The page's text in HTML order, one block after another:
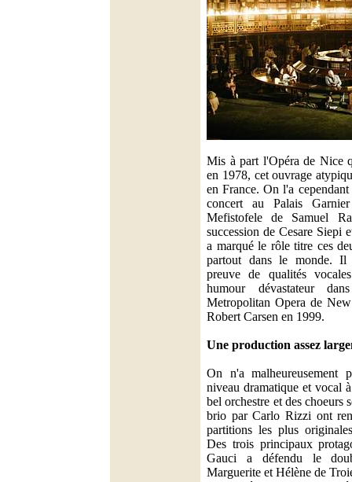
Mis à part l'Opéra de Nice
en 1978, cet ouvrage
en France. On l'a
concert au Palais
Mefistofele de Samuel
succession de Cesare Siepi
a marqué le rôle titre ces
partout dans le monde. Il
preuve de qualités
humour dévastateur
Metropolitan Opera de
Robert Carsen en 1999.
Une production assez
On n'a malheureusement
niveau dramatique et vocal
bel orchestre et des choeurs
brio par Carlo Rizzi ont
partitions les plus
Des trois principaux
Gauci a défendu le
Marguerite et Hélène de